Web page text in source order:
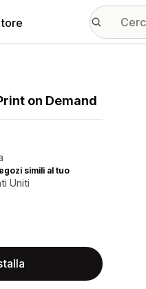
on Demand
simili al tuo
Uniti